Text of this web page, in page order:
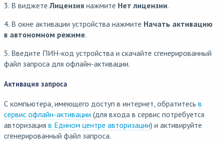
3. В виджетеЛицензия нажмите Нет лицензии.
4. В окне активации устройства нажмите Начать активацию
в автономном режиме.
5. Введите ПИН-код устройства и скачайте сгенерированный
файл запроса для офлайн-активации.
Активация запроса
С компьютера, имеющего доступ в интернет, обратитесь в
сервис офлайн-активации (для входа в сервис потребуется
авторизация в Едином центре авторизации) и активируйте
сгенерированный файл запроса.